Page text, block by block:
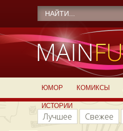
ЮМОР КОМИКСЫ
ИСТОРИИ
Лучшее Свежее